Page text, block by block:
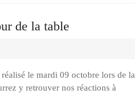
de la table
:
Conférence
le mardi 09 octobre lors de la
y retrouver nos réactions à